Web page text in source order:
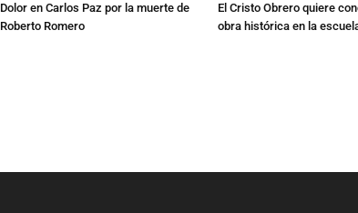
Dolor en Carlos Paz por la muerte de
Roberto Romero
El Cristo Obrero quiere
obra histórica en la